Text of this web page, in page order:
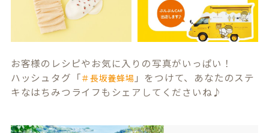
お客様のレシピやお気に入りの写真がいっぱい！
ハッシュタグ「＃長坂養蜂場 」をつけて、あなたのステ
キなはちみつライフもシェアしてくださいね♪